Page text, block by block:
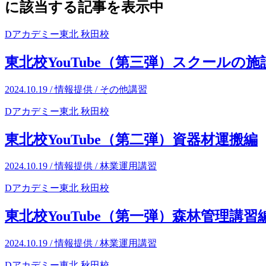
に該当する記事を表示中
Dアカデミー東北 秋田校
東北校YouTube（第三弾）スクールの施
2024.10.19 / 情報提供 / その他講習
Dアカデミー東北 秋田校
東北校YouTube（第二弾）資器材運搬編
2024.10.19 / 情報提供 /林業運用講習
Dアカデミー東北 秋田校
東北校YouTube（第一弾）森林管理講習
2024.10.19 / 情報提供 /林業運用講習